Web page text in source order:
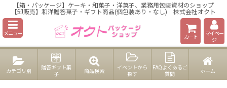
【箱・パッケージ】ケーキ・和菓子・洋菓子、業務用包装資材のショップ
【卸販売】和洋贈答菓子・ギフト商品(個包装あり・なし)｜株式会社オクト
メニュー
カート
マイペー
ジ
カテゴリ別
贈答ギフト菓
子
商品検索
イベントから
探す
FAQよくあるご
質問
ホーム